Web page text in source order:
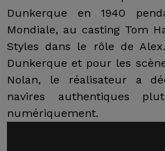
Dunkerque en 1940
Mondiale, au casting Tom
Styles dans le rôle de
Dunkerque et pour les
Nolan, le réalisateur a
navires authentiques
numériquement.